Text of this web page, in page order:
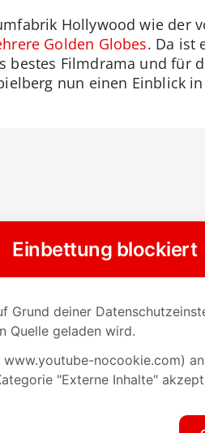
Hollywood wie der
Golden Globes. Da ist
bestes Filmdrama und für
nun einen Einblick